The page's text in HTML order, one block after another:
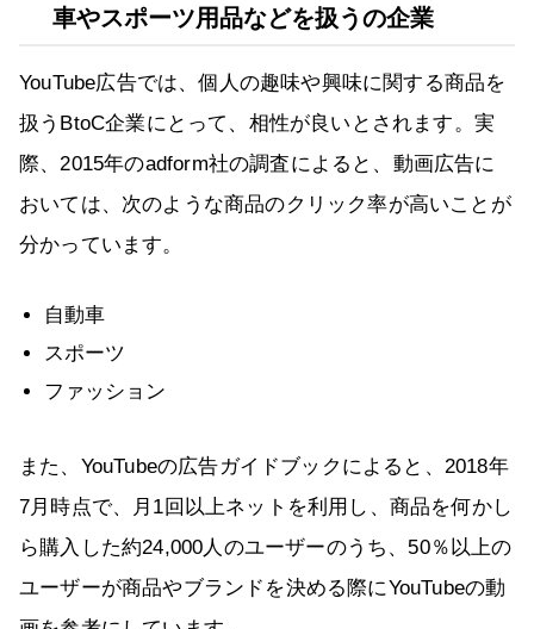
車やスポーツ用品などを扱うの企業
YouTube広告では、個人の趣味や興味に関する商品を
扱うBtoC企業にとって、相性が良いとされます。実
際、2015年のadform社の調査によると、動画広告に
おいては、次のような商品のクリック率が高いことが
分かっています。
自動車
スポーツ
ファッション
また、YouTubeの広告ガイドブックによると、2018年
7月時点で、月1回以上ネットを利用し、商品を何かし
ら購入した約24,000人のユーザーのうち、50％以上の
ユーザーが商品やブランドを決める際にYouTubeの動